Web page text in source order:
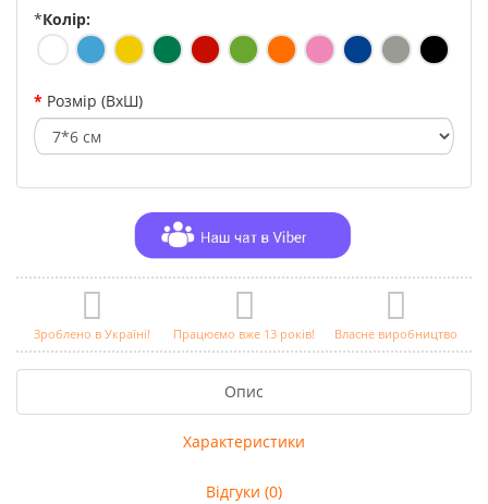
*Колір:
Розмір (ВхШ)
Зроблено в Україні! Працюємо вже 13 років! Власне виробництво
Опис
Характеристики
Відгуки (0)